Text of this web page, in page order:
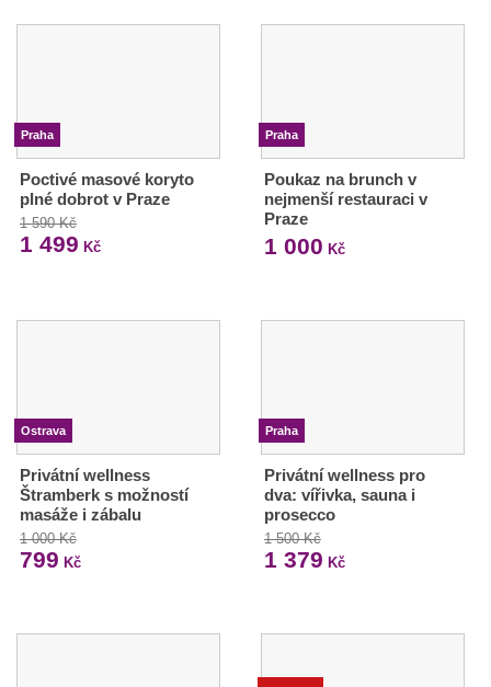
Praha
Poctivé masové koryto
plné dobrot v Praze
1 590 Kč
1 499 Kč
Praha
Poukaz na brunch v
nejmenší restauraci v
Praze
1 000 Kč
Ostrava
Privátní wellness
Štramberk s možností
masáže i zábalu
1 000 Kč
799 Kč
Praha
Privátní wellness pro
dva: vířivka, sauna i
prosecco
1 500 Kč
1 379 Kč